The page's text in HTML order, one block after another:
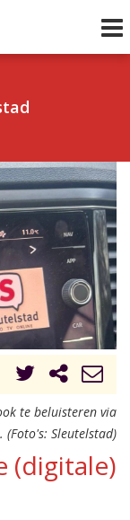
Volgend uur
te beluisteren via
(Foto's: Sleutelstad)
(digitale)